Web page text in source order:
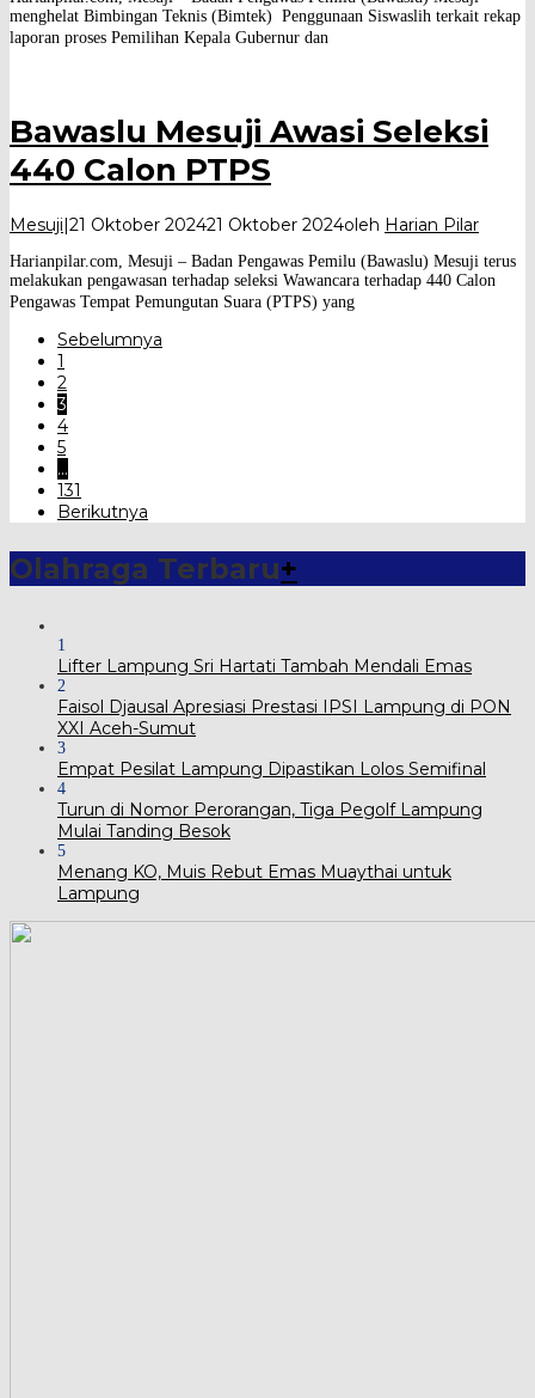
menghelat Bimbingan Teknis (Bimtek) Penggunaan Siswaslih terkait rekap
laporan proses Pemilihan Kepala Gubernur dan
Bawaslu Mesuji Awasi Seleksi
440 Calon PTPS
Mesuji 21 Oktober 202421 Oktober 2024oleh Harian Pilar
Harianpilar.com, Mesuji – Badan Pengawas Pemilu (Bawaslu) Mesuji terus
melakukan pengawasan terhadap seleksi Wawancara terhadap 440 Calon
Pengawas Tempat Pemungutan Suara (PTPS) yang
Sebelumnya
1
2
3
4
5
…
131
Berikutnya
Olahraga Terbaru+
1
Lifter Lampung Sri Hartati Tambah Mendali Emas
2
Faisol Djausal Apresiasi Prestasi IPSI Lampung di PON
XXI Aceh-Sumut
3
Empat Pesilat Lampung Dipastikan Lolos Semifinal
4
Turun di Nomor Perorangan, Tiga Pegolf Lampung
Mulai Tanding Besok
5
Menang KO, Muis Rebut Emas Muaythai untuk
Lampung